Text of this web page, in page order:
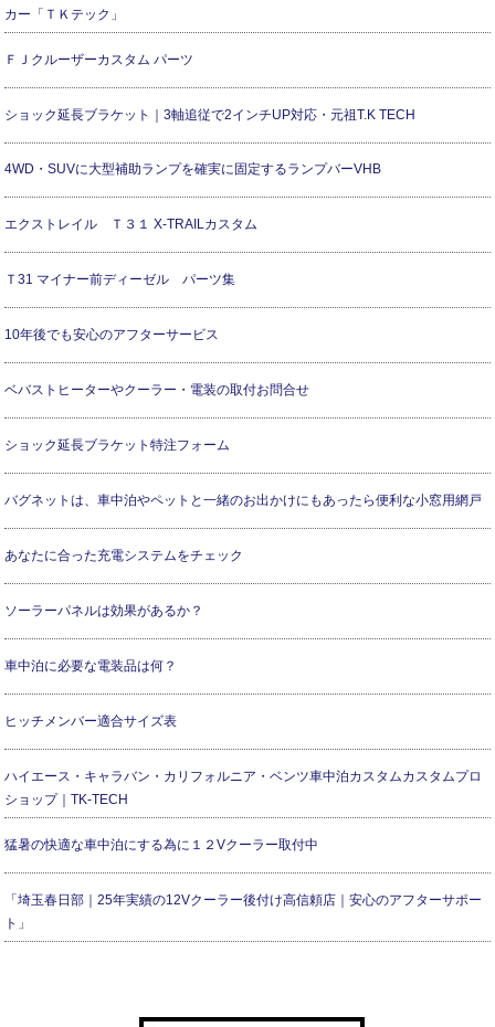
カー「ＴＫテック」
ＦＪクルーザーカスタム パーツ
ショック延長ブラケット｜3軸追従で2インチUP対応・元祖T.K TECH
4WD・SUVに大型補助ランプを確実に固定するランプバーVHB
エクストレイル Ｔ３１ X-TRAILカスタム
Ｔ31 マイナー前ディーゼル パーツ集
10年後でも安心のアフターサービス
ベバストヒーターやクーラー・電装の取付お問合せ
ショック延長ブラケット特注フォーム
バグネットは、車中泊やペットと一緒のお出かけにもあったら便利な小窓用網戸
あなたに合った充電システムをチェック
ソーラーパネルは効果があるか？
車中泊に必要な電装品は何？
ヒッチメンバー適合サイズ表
ハイエース・キャラバン・カリフォルニア・ベンツ車中泊カスタムカスタムプロ
ショップ｜TK-TECH
猛暑の快適な車中泊にする為に１２Vクーラー取付中
「埼玉春日部｜25年実績の12Vクーラー後付け高信頼店｜安心のアフターサポー
ト」